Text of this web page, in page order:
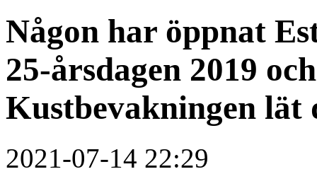
Någon har öppnat
25-årsdagen 2019
Kustbevakningen lät
2021-07-14 22:29